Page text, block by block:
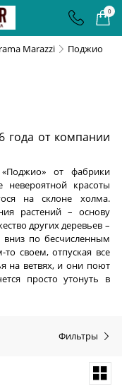
0
Marazzi Поджио
года от компании
от фабрики
красоты
на склоне холма.
растений – основу
других деревьев –
вниз по бесчисленным
своем, отпуская все
на ветвях, и они поют
просто утонуть в
Фильтры